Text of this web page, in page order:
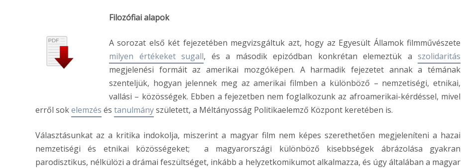
Filozófiai alapok
A sorozat első két fejezetében megvizsgáltuk azt, hogy az Egyesült Államok filmművészete
milyen értékeket sugall, és a második epizódban konkrétan elemeztük a szolidaritás
megjelenési formáit az amerikai mozgóképen. A harmadik fejezetet annak a témának
szenteljük, hogyan jelennek meg az amerikai filmben a különböző – nemzetiségi, etnikai,
vallási – közösségek. Ebben a fejezetben nem foglalkozunk az afroamerikai-kérdéssel, mivel
erről sokelemzés és tanulmányszületett, a Méltányosság Politikaelemző Központ keretében is.
Választásunkat az a kritika indokolja, miszerint a magyar film nem képes szerethetően megjeleníteni a hazai
nemzetiségi és etnikai közösségeket; a magyarországi különböző kisebbségek ábrázolása gyakran
parodisztikus, nélkülözi a drámai feszültséget, inkább a helyzetkomikumot alkalmazza, és úgy általában a magyar